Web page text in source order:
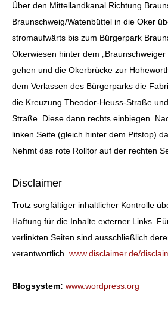
Über den Mittellandkanal Richtung
Braunschweig/Watenbüttel in die Oker
stromaufwärts bis zum Bürgerpark
Okerwiesen hinter dem „Braunschweiger
gehen und die Okerbrücke zur
dem Verlassen des Bürgerparks die
die Kreuzung Theodor-Heuss-Straße
Straße. Diese dann rechts einbiegen.
linken Seite (gleich hinter dem Pitstop)
Nehmt das rote Rolltor auf der rechten
Disclaimer
Trotz sorgfältiger inhaltlicher Kontrolle
Haftung für die Inhalte externer Links.
verlinkten Seiten sind ausschließlich
verantwortlich. www.disclaimer.de/
Blogsystem: www.wordpress.org